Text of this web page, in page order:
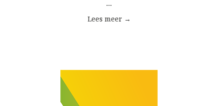
...
Lees meer →